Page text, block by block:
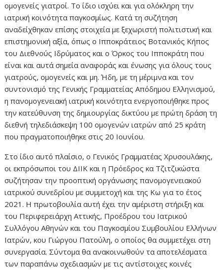
ομογενείς γιατροί. Το ίδιο ισχύει και για ολόκληρη την
ιατρική κοινότητα παγκοσμίως. Κατά τη συζήτηση
αναδείχθηκαν επίσης στοιχεία με ξεχωριστή πολιτιστική και
επιστημονική αξία, όπως ο Ιπποκράτειος Βοτανικός Κήπος
του Διεθνούς Ιδρύματος και ο Όρκος του Ιπποκράτη που
είναι και αυτά σημεία αναφοράς και ένωσης για όλους τους
γιατρούς, ομογενείς και μη. Ήδη, με τη μέριμνα και τον
συντονισμό της Γενικής Γραμματείας Απόδημου Ελληνισμού,
η πανομογενειακή ιατρική κοινότητα ενεργοποιήθηκε προς
την κατεύθυνση της δημιουργίας δικτύου με πρώτη δράση τη
διεθνή τηλεδιάσκεψη 100 ομογενών ιατρών από 25 κράτη
που πραγματοποιήθηκε στις 20 Ιουνίου.
Στο ίδιο αυτό πλαίσιο, ο Γενικός Γραμματέας Χρυσουλάκης,
οι εκπρόσωποι του ΔΙΙΚ και η Πρόεδρος κα Τζιτζικώστα
συζήτησαν την προοπτική οργάνωσης πανομογενειακού
ιατρικού συνεδρίου με συμμετοχή και της Κω για το έτος
2021. Η πρωτοβουλία αυτή έχει την αμέριστη στήριξη και
του Περιφερειάρχη Αττικής, Προέδρου του Ιατρικού
Συλλόγου Αθηνών και του Παγκοσμίου Συμβουλίου Ελλήνων
Ιατρών, κου Γιώργου Πατούλη, ο οποίος θα συμμετέχει στη
συνεργασία. Σύντομα θα ανακοινωθούν τα αποτελέσματα
των παραπάνω σχεδιασμών με τις αντίστοιχες κοινές